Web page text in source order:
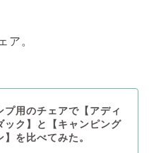
ア。
プ用のチェアで【アディ
ック】と【キャンピング
】を比べてみた。